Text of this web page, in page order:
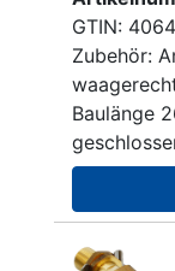
GTIN:
Zubehör:
Baulänge